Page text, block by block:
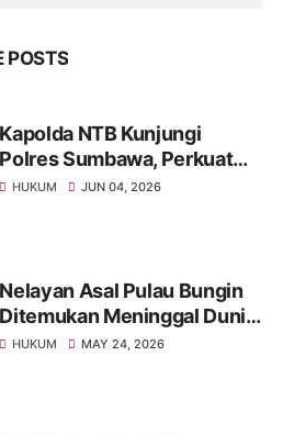
POSTS
Kapolda NTB Kunjungi
Polres Sumbawa, Perkuat
Pengawasan Internal dan
HUKUM JUN 04, 2026
Nelayan Asal Pulau Bungin
Ditemukan Meninggal Dunia
di Pantai Kertasari
HUKUM MAY 24, 2026